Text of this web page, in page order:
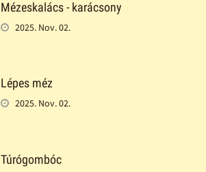
Mézeskalács - karácsony
2025. Nov. 02.
Lépes méz
2025. Nov. 02.
Túrógombóc